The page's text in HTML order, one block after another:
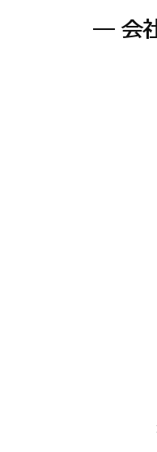
─ 会